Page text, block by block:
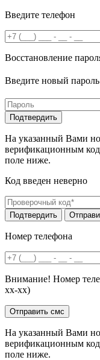
Введите телефон
Восстановление
Введите новый пароль
На указанный Вами
верификационным
поле ниже.
Код введен неверно
Номер телефона
Внимание! Номер
хх-хх)
На указанный Вами
верификационным
поле ниже.